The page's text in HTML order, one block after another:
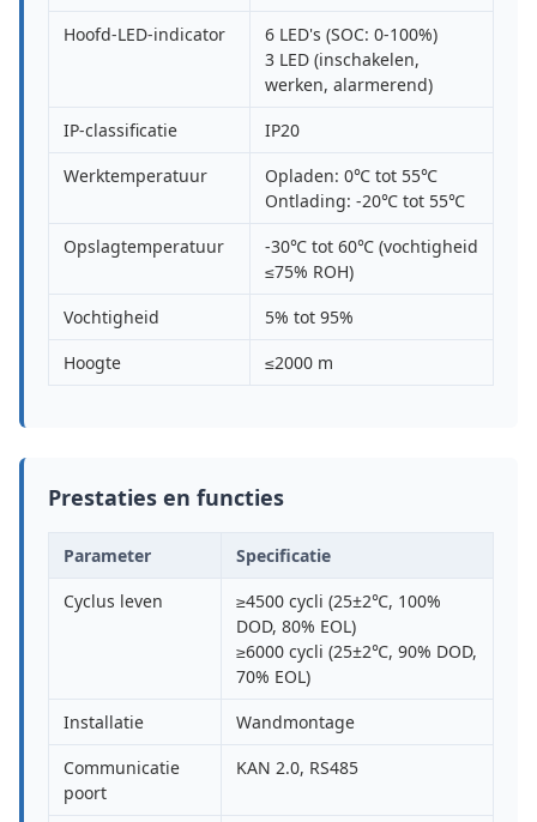
Hoofd-LED-indicator
6 LED's (SOC: 0-100%)
3 LED (inschakelen,
werken, alarmerend)
IP-classificatie
IP20
Werktemperatuur
Opladen: 0℃ tot 55℃
Ontlading: -20℃ tot 55℃
Opslagtemperatuur
-30℃ tot 60℃ (vochtigheid
≤75% ROH)
Vochtigheid
5% tot 95%
Hoogte
≤2000 m
Prestaties en functies
Parameter
Specificatie
Cyclus leven
≥4500 cycli (25±2℃, 100%
DOD, 80% EOL)
≥6000 cycli (25±2℃, 90% DOD,
70% EOL)
Installatie
Wandmontage
Communicatie
poort
KAN 2.0, RS485